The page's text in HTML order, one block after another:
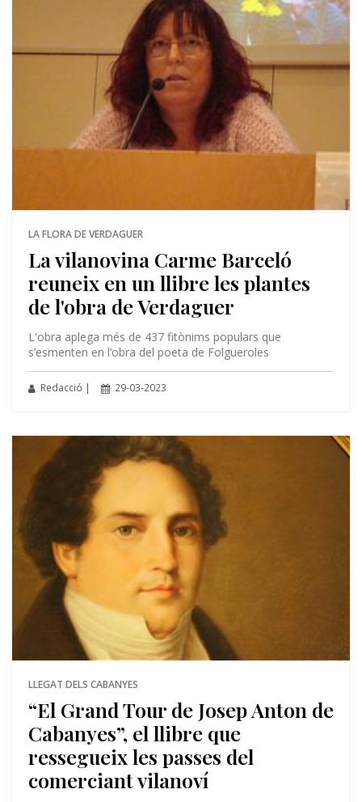
LA FLORA DE VERDAGUER
La vilanovina Carme Barceló
reuneix en un llibre les plantes
de l'obra de Verdaguer
L'obra aplega més de 437 fitònims populars que
s’esmenten en l’obra del poeta de Folgueroles
Redacció | 29-03-2023
LLEGAT DELS CABANYES
“El Grand Tour de Josep Anton de
Cabanyes”, el llibre que
ressegueix les passes del
comerciant vilanoví